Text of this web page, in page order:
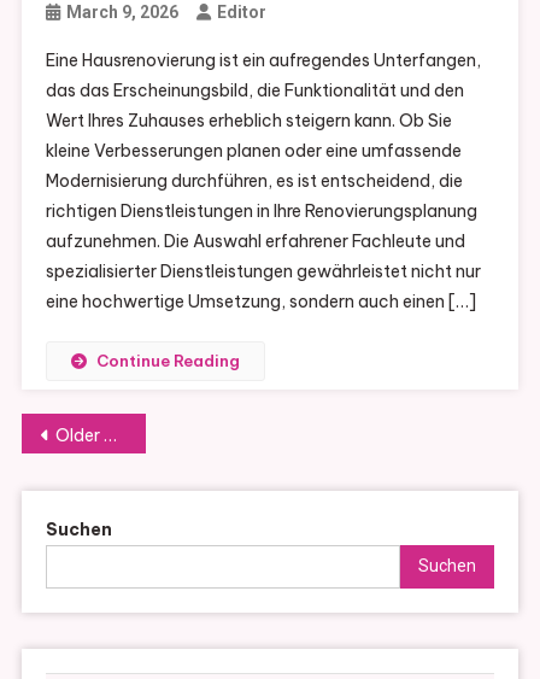
March 9, 2026 Editor
Eine Hausrenovierung ist ein aufregendes Unterfangen,
das das Erscheinungsbild, die Funktionalität und den
Wert Ihres Zuhauses erheblich steigern kann. Ob Sie
kleine Verbesserungen planen oder eine umfassende
Modernisierung durchführen, es ist entscheidend, die
richtigen Dienstleistungen in Ihre Renovierungsplanung
aufzunehmen. Die Auswahl erfahrener Fachleute und
spezialisierter Dienstleistungen gewährleistet nicht nur
eine hochwertige Umsetzung, sondern auch einen […]
Continue Reading
Posts
navigation
Older posts
Suchen
Suchen